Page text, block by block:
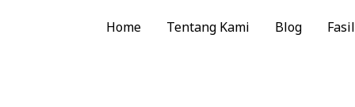
Home Tentang Kami Blog